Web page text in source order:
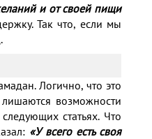
и от своей пищи
Так что, если мы
Логично, что это
возможности
статьях. Что
«У всего есть своя